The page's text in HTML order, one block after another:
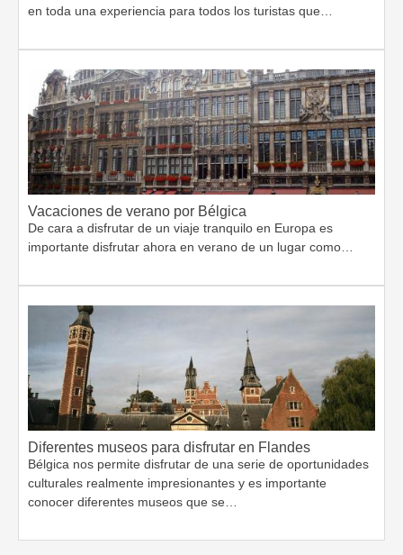
en toda una experiencia para todos los turistas que…
Vacaciones de verano por Bélgica
De cara a disfrutar de un viaje tranquilo en Europa es
importante disfrutar ahora en verano de un lugar como…
Diferentes museos para disfrutar en Flandes
Bélgica nos permite disfrutar de una serie de oportunidades
culturales realmente impresionantes y es importante
conocer diferentes museos que se…